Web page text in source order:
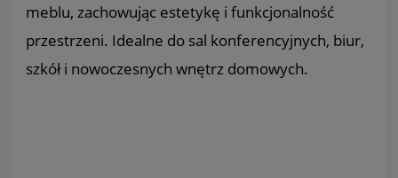
meblu, zachowując estetykę i funkcjonalność
przestrzeni. Idealne do sal konferencyjnych, biur,
szkół i nowoczesnych wnętrz domowych.